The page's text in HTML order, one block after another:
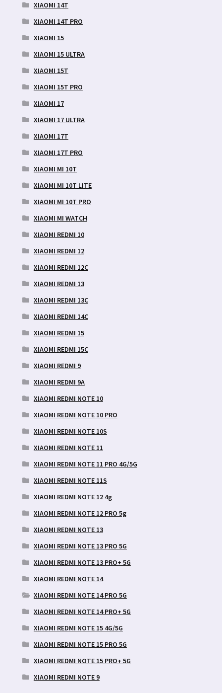
XIAOMI 14T
XIAOMI 14T PRO
XIAOMI 15
XIAOMI 15 ULTRA
XIAOMI 15T
XIAOMI 15T PRO
XIAOMI 17
XIAOMI 17 ULTRA
XIAOMI 17T
XIAOMI 17T PRO
XIAOMI MI 10T
XIAOMI MI 10T LITE
XIAOMI MI 10T PRO
XIAOMI MI WATCH
XIAOMI REDMI 10
XIAOMI REDMI 12
XIAOMI REDMI 12C
XIAOMI REDMI 13
XIAOMI REDMI 13C
XIAOMI REDMI 14C
XIAOMI REDMI 15
XIAOMI REDMI 15C
XIAOMI REDMI 9
XIAOMI REDMI 9A
XIAOMI REDMI NOTE 10
XIAOMI REDMI NOTE 10 PRO
XIAOMI REDMI NOTE 10S
XIAOMI REDMI NOTE 11
XIAOMI REDMI NOTE 11 PRO 4G/5G
XIAOMI REDMI NOTE 11S
XIAOMI REDMI NOTE 12 4g
XIAOMI REDMI NOTE 12 PRO 5g
XIAOMI REDMI NOTE 13
XIAOMI REDMI NOTE 13 PRO 5G
XIAOMI REDMI NOTE 13 PRO+ 5G
XIAOMI REDMI NOTE 14
XIAOMI REDMI NOTE 14 PRO 5G
XIAOMI REDMI NOTE 14 PRO+ 5G
XIAOMI REDMI NOTE 15 4G/5G
XIAOMI REDMI NOTE 15 PRO 5G
XIAOMI REDMI NOTE 15 PRO+ 5G
XIAOMI REDMI NOTE 9